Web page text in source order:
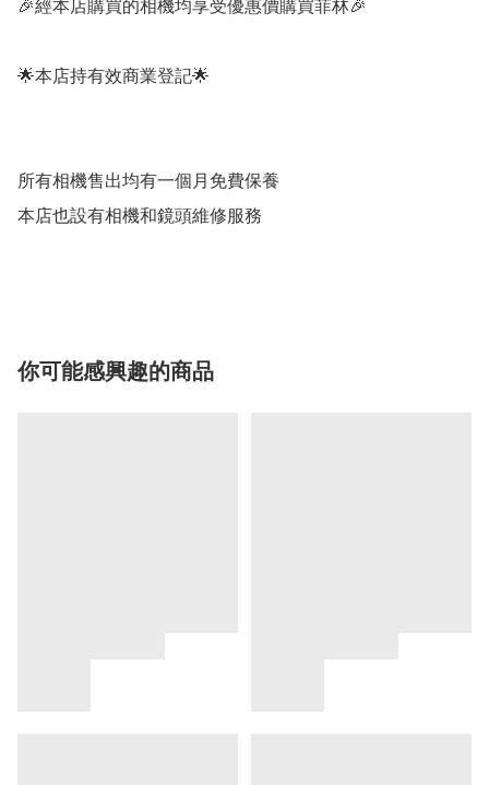
🎉經本店購買的相機均享受優惠價購買菲林🎉
🌟本店持有效商業登記🌟
所有相機售出均有一個月免費保養
本店也設有相機和鏡頭維修服務
你可能感興趣的商品